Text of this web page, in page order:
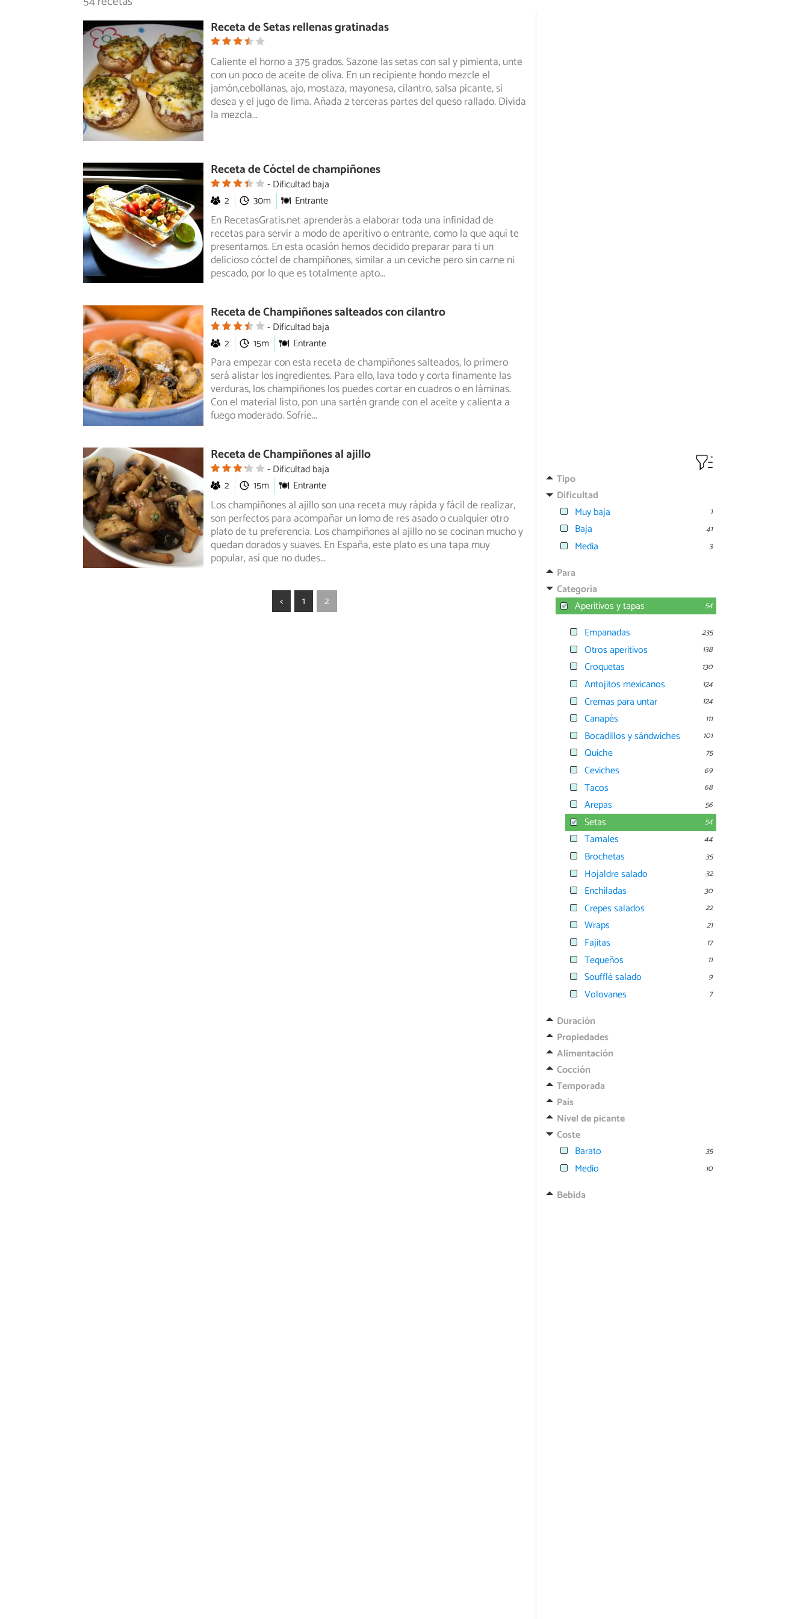
Receta de Setas rellenas gratinadas
Caliente el horno a 375 grados. Sazone las setas con sal y pimienta, unte
con un poco de aceite de oliva. En un recipiente hondo mezcleel
jamón,cebollanas, ajo, mostaza, mayonesa, cilantro, salsa picante, si
desea y el jugo de lima. Añada 2 terceras partes del queso rallado. Divida
la mezcla...
Receta de Cóctel de champiñones
Dificultad baja
2
30m Entrante
En RecetasGratis.net aprenderás a elaborar toda una infinidad de
recetas para servir a modo de aperitivo o entrante, como la que aquí te
presentamos.En esta ocasión hemos decidido preparar para ti un
delicioso cóctel de champiñones, similar a un ceviche pero sin carne ni
pescado, por lo que es totalmente apto...
Receta de Champiñones salteados con cilantro
Dificultad baja
2
15m Entrante
Para empezar con esta receta de champiñones salteados, lo primero
será alistar los ingredientes. Para ello, lava todo y corta finamente las
verduras, los champiñones los puedes cortar en cuadros o en láminas.
Con el material listo, pon una sartén grande con el aceite y calienta a
fuego moderado. Sofríe...
Receta de Champiñones al ajillo
Dificultad baja
2
15m Entrante
Los champiñones al ajillo son una receta muy rápida y fácil de realizar,
son perfectos para acompañar un lomo de res asado o cualquier otro
plato de tu preferencia. Los champiñones al ajillo no se cocinan mucho y
quedan dorados y suaves. En España, este plato es una tapa muy
popular, así que no dudes...
< 1 2
Tipo
Dificultad
Muy baja
1
Baja 41
Media 3
Para
Categoría
Aperitivos y tapas
54
Empanadas 235
Otros aperitivos 138
Croquetas 130
Antojitos mexicanos 124
Cremas para untar 124
Canapés 111
Bocadillos y sándwiches 101
Quiche 75
Ceviches 69
Tacos 68
Arepas 56
Setas 54
Tamales 44
Brochetas 35
Hojaldre salado 32
Enchiladas 30
Crepes salados 22
Wraps 21
Fajitas 17
Tequeños 11
Soufflé salado 9
Volovanes 7
Duración
Propiedades
Alimentación
Cocción
Temporada
País
Nivel de picante
Coste
Barato
35
Medio 10
Bebida